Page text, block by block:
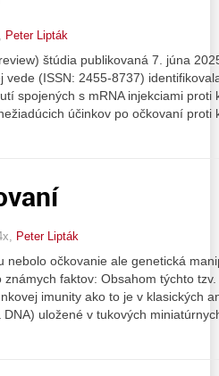
Peter Lipták
štúdia publikovaná 7. júna
vede (ISSN: 2455-8737)
spojených s mRNA injekciami proti
účinkov po očkovaní
Peter Lipták
nebolo očkovanie ale genetická
faktov: Obsahom týchto
imunity ako to je v klasických
DNA) uložené v tukových